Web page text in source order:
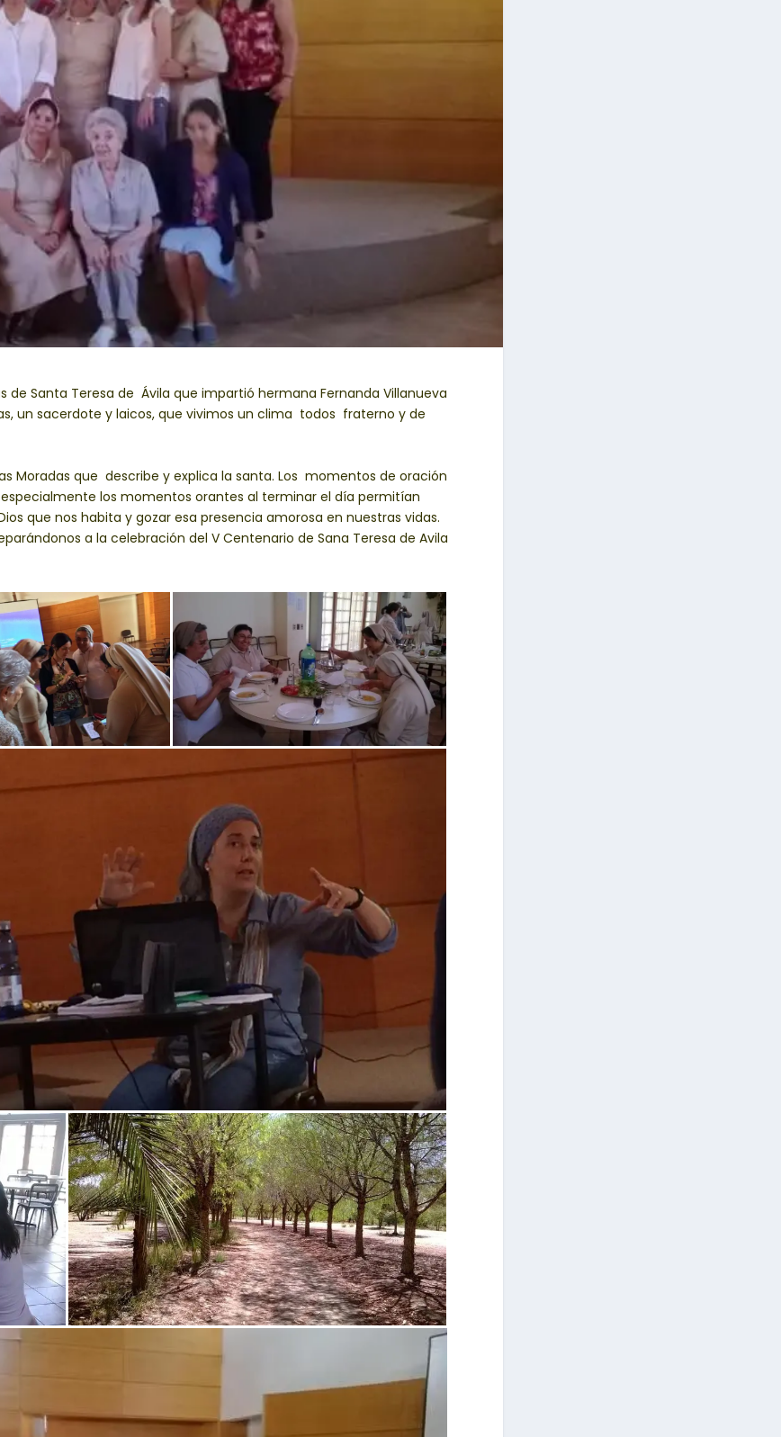
de Santa Teresa de Ávila que impartió hermana Fernanda Villanueva
un sacerdote y laicos, que vivimos un clima todos fraterno y de
Moradas que describe y explica la santa. Los momentos de oración
los momentos orantes al terminar el día permitían
que nos habita y gozar esa presencia amorosa en nuestras vidas.
a la celebración del V Centenario de Sana Teresa de Avila